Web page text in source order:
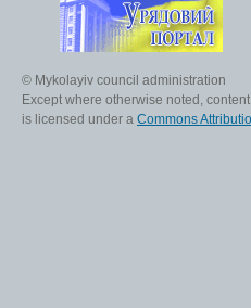
© Mykolayiv council administration
Except where otherwise noted,
is licensed under a Commons